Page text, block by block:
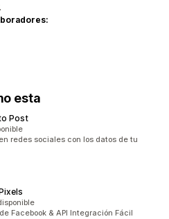
esta
Post
redes sociales con los datos de tu
Facebook & API Integración Fácil